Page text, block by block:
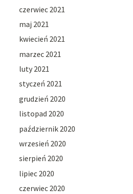
czerwiec 2021
maj 2021
kwiecień 2021
marzec 2021
luty 2021
styczeń 2021
grudzień 2020
listopad 2020
październik 2020
wrzesień 2020
sierpień 2020
lipiec 2020
czerwiec 2020